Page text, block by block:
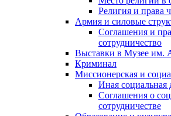
Религия и права
Армия и силовые
Соглашения и
сотрудничество
Выставки в Музее им.
Криминал
Миссионерская и
Иная социальная
Соглашения о
сотрудничестве